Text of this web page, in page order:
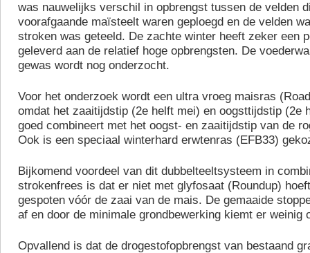
was nauwelijks verschil in opbrengst tussen de velden
voorafgaande maïsteelt waren geploegd en de velden
stroken was geteeld. De zachte winter heeft zeker een
geleverd aan de relatief hoge opbrengsten. De
gewas wordt nog onderzocht.
Voor het onderzoek wordt een ultra vroeg maisras
omdat het zaaitijdstip (2e helft mei) en oogsttijdstip (2e
goed combineert met het oogst- en zaaitijdstip van de
Ook is een speciaal winterhard erwtenras (EFB33)
Bijkomend voordeel van dit dubbelteeltsysteem in
strokenfrees is dat er niet met glyfosaat (Roundup)
gespoten vóór de zaai van de mais. De gemaaide
af en door de minimale grondbewerking kiemt er weinig
Opvallend is dat de drogestofopbrengst van bestaand